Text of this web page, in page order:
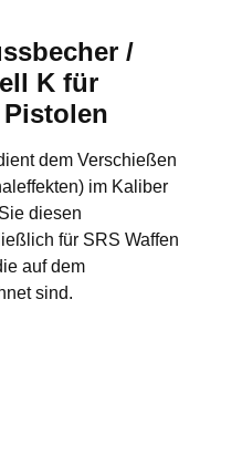
/
K für
dem Verschießen
im Kaliber
diesen
für SRS Waffen
auf dem
sind.